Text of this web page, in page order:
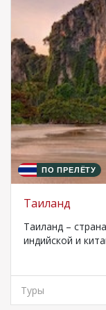
ПО ПРЕЛЁТУ
Таиланд
Таиланд –
индийской и
Туры